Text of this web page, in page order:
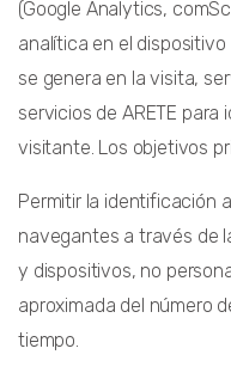
(Google Analytics,
analítica en el
se genera en la visita,
servicios de ARETE
visitante. Los objetivos
Permitir la identificación
navegantes a través de
y dispositivos, no
aproximada del número
tiempo.